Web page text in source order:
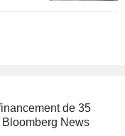
de 35
News